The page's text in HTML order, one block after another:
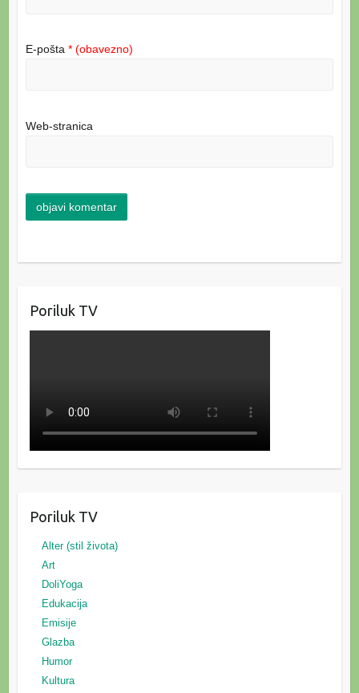
E-pošta * (obavezno)
Web-stranica
Poriluk TV
Poriluk TV
Alter (stil života)
Art
DoliYoga
Edukacija
Emisije
Glazba
Humor
Kultura